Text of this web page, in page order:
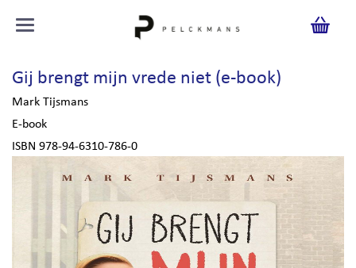
Gij brengt mijn vrede niet (e-book)
Mark Tijsmans
E-book
ISBN 978-94-6310-786-0